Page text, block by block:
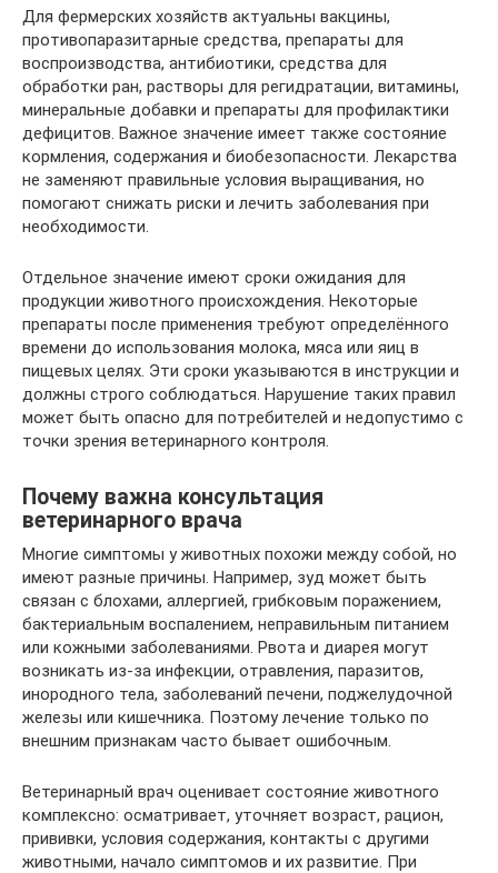
Для фермерских хозяйств актуальны вакцины,
противопаразитарные средства, препараты для
воспроизводства, антибиотики, средства для
обработки ран, растворы для регидратации, витамины,
минеральные добавки и препараты для профилактики
дефицитов. Важное значение имеет также состояние
кормления, содержания и биобезопасности. Лекарства
не заменяют правильные условия выращивания, но
помогают снижать риски и лечить заболевания при
необходимости.
Отдельное значение имеют сроки ожидания для
продукции животного происхождения. Некоторые
препараты после применения требуют определённого
времени до использования молока, мяса или яиц в
пищевых целях. Эти сроки указываются в инструкции и
должны строго соблюдаться. Нарушение таких правил
может быть опасно для потребителей и недопустимо с
точки зрения ветеринарного контроля.
Почему важна консультация
ветеринарного врача
Многие симптомы у животных похожи между собой, но
имеют разные причины. Например, зуд может быть
связан с блохами, аллергией, грибковым поражением,
бактериальным воспалением, неправильным питанием
или кожными заболеваниями. Рвота и диарея могут
возникать из-за инфекции, отравления, паразитов,
инородного тела, заболеваний печени, поджелудочной
железы или кишечника. Поэтому лечение только по
внешним признакам часто бывает ошибочным.
Ветеринарный врач оценивает состояние животного
комплексно: осматривает, уточняет возраст, рацион,
прививки, условия содержания, контакты с другими
животными, начало симптомов и их развитие. При